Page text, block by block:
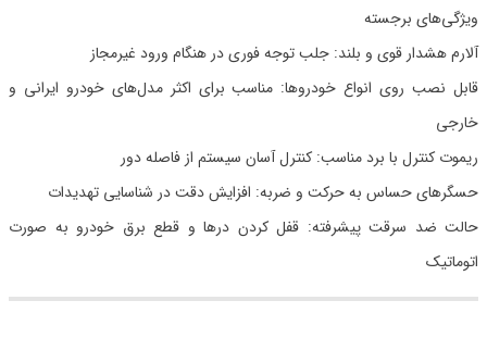
ویژگی‌های برجسته
آلارم هشدار قوی و بلند: جلب توجه فوری در هنگام ورود غیرمجاز
قابل نصب روی انواع خودروها: مناسب برای اکثر مدل‌های خودرو ایرانی و
خارجی
ریموت کنترل با برد مناسب: کنترل آسان سیستم از فاصله دور
حسگرهای حساس به حرکت و ضربه: افزایش دقت در شناسایی تهدیدات
حالت ضد سرقت پیشرفته: قفل کردن درها و قطع برق خودرو به صورت
اتوماتیک